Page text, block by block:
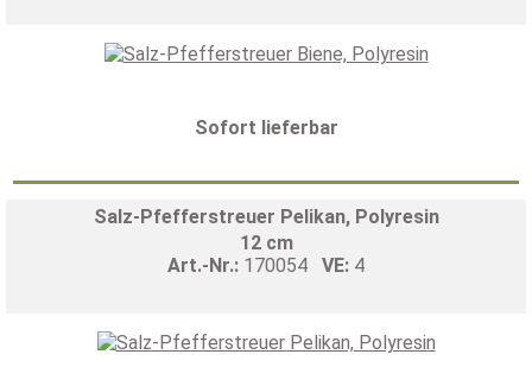
Sofort lieferbar
Salz-Pfefferstreuer Pelikan, Polyresin
12 cm
Art.-Nr.: 170054 VE: 4